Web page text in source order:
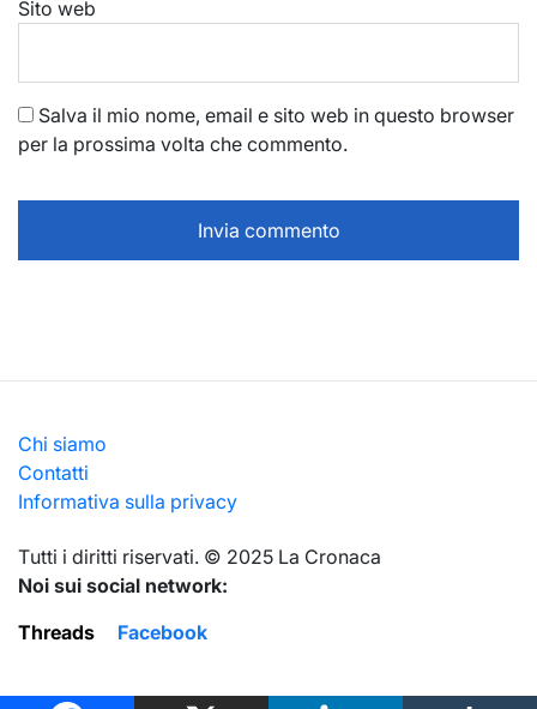
Sito web
Salva il mio nome, email e sito web in questo browser
per la prossima volta che commento.
Chi siamo
Contatti
Informativa sulla privacy
Тutti i diritti riservati. © 2025 La Cronaca
Noi sui social network:
Threads
Facebook